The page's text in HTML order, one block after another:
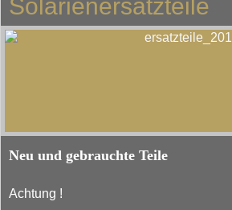
Solarienersatzteile
Neu und gebrauchte Teile
Achtung !